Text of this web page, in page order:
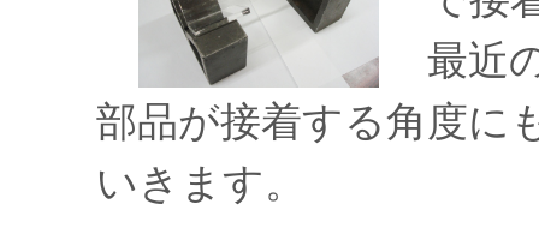
最近
部品が接着する角度に
いきます。